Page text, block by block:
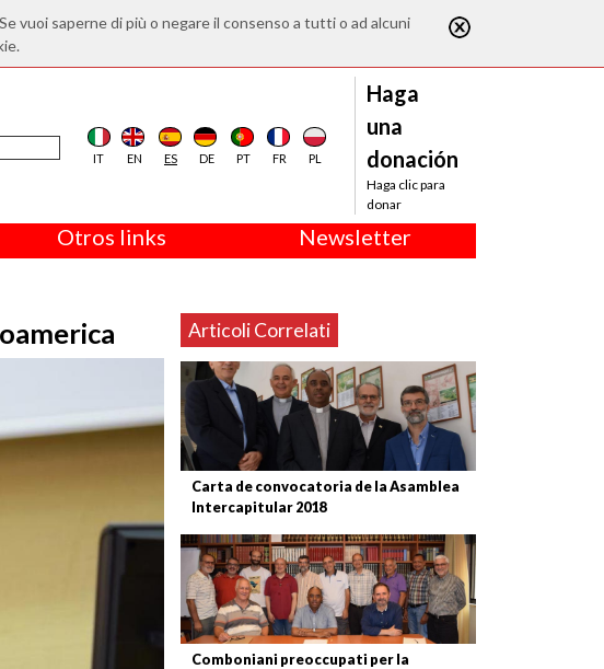
vuoi saperne di più o negare il consenso a tutti o ad alcuni
IT EN ES DE PT FR PL
Haga
una
donación
Haga clic para
donar
Otros links Newsletter
Articoli Correlati
Carta de convocatoria de la Asamblea
Intercapitular 2018
Comboniani preoccupati per la